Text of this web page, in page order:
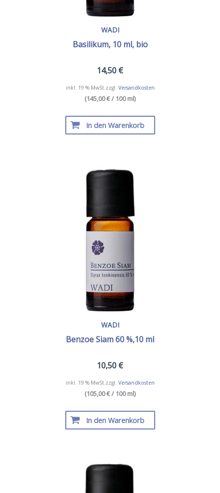
WADI
Basilikum, 10 ml, bio
14,50 €
inkl. 19 % MwSt. zzgl. Versandkosten
(145,00 € / 100 ml)
In den Warenkorb
WADI
Benzoe Siam 60 %,10 ml
10,50 €
inkl. 19 % MwSt. zzgl. Versandkosten
(105,00 € / 100 ml)
In den Warenkorb